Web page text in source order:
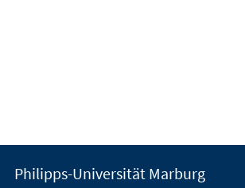
Kontakt
Philipps-Universität Marburg